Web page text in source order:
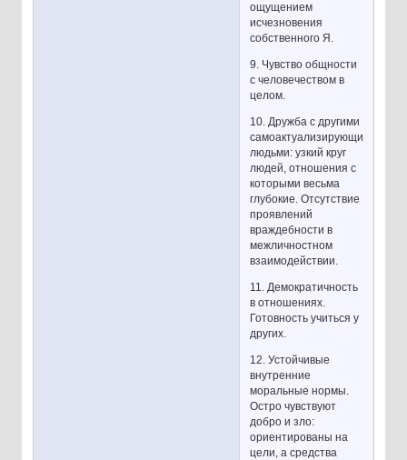
ощущением
исчезновения
собственного Я.
9. Чувство общности
с человечеством в
целом.
10. Дружба с другими
самоактуализирующимися
людьми: узкий круг
людей, отношения с
которыми весьма
глубокие. Отсутствие
проявлений
враждебности в
межличностном
взаимодействии.
11. Демократичность
в отношениях.
Готовность учиться у
других.
12. Устойчивые
внутренние
моральные нормы.
Остро чувствуют
добро и зло:
ориентированы на
цели, а средства